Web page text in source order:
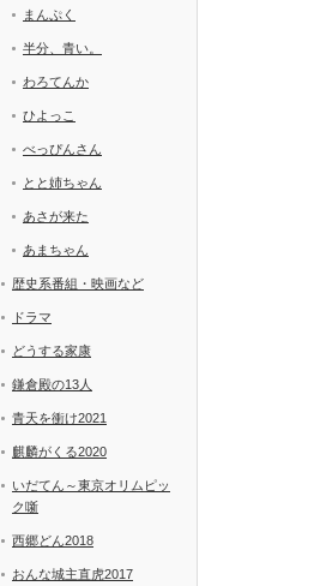
まんぷく
半分、青い。
わろてんか
ひよっこ
べっぴんさん
とと姉ちゃん
あさが来た
あまちゃん
歴史系番組・映画など
ドラマ
どうする家康
鎌倉殿の13人
青天を衝け2021
麒麟がくる2020
いだてん～東京オリムピッ
ク噺
西郷どん2018
おんな城主直虎2017